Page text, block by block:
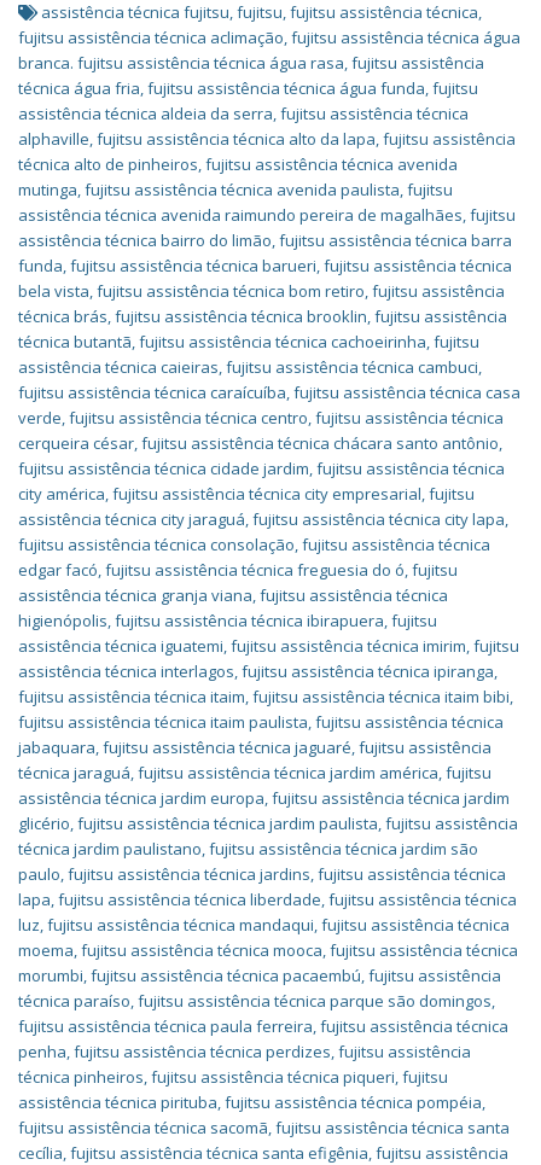
assistência técnica fujitsu,fujitsu,fujitsu assistência técnica,
fujitsu assistência técnica aclimação,fujitsu assistência técnica água
branca. fujitsu assistência técnica água rasa,fujitsu assistência
técnica água fria,fujitsu assistência técnica água funda,fujitsu
assistência técnica aldeia da serra,fujitsu assistência técnica
alphaville,fujitsu assistência técnica alto da lapa,fujitsu assistência
técnica alto de pinheiros,fujitsu assistência técnica avenida
mutinga,fujitsu assistência técnica avenida paulista,fujitsu
assistência técnica avenida raimundo pereira de magalhães,fujitsu
assistência técnica bairro do limão,fujitsu assistência técnica barra
funda,fujitsu assistência técnica barueri,fujitsu assistência técnica
bela vista,fujitsu assistência técnica bom retiro,fujitsu assistência
técnica brás,fujitsu assistência técnica brooklin,fujitsu assistência
técnica butantã,fujitsu assistência técnica cachoeirinha,fujitsu
assistência técnica caieiras,fujitsu assistência técnica cambuci,
fujitsu assistência técnica caraícuíba,fujitsu assistência técnica casa
verde,fujitsu assistência técnica centro,fujitsu assistência técnica
cerqueira césar,fujitsu assistência técnica chácara santo antônio,
fujitsu assistência técnica cidade jardim,fujitsu assistência técnica
city américa,fujitsu assistência técnica city empresarial,fujitsu
assistência técnica city jaraguá,fujitsu assistência técnica city lapa,
fujitsu assistência técnica consolação,fujitsu assistência técnica
edgar facó,fujitsu assistência técnica freguesia do ó,fujitsu
assistência técnica granja viana,fujitsu assistência técnica
higienópolis,fujitsu assistência técnica ibirapuera,fujitsu
assistência técnica iguatemi,fujitsu assistência técnica imirim,fujitsu
assistência técnica interlagos,fujitsu assistência técnica ipiranga,
fujitsu assistência técnica itaim,fujitsu assistência técnica itaim bibi,
fujitsu assistência técnica itaim paulista,fujitsu assistência técnica
jabaquara,fujitsu assistência técnica jaguaré,fujitsu assistência
técnica jaraguá,fujitsu assistência técnica jardim américa,fujitsu
assistência técnica jardim europa,fujitsu assistência técnica jardim
glicério,fujitsu assistência técnica jardim paulista,fujitsu assistência
técnica jardim paulistano,fujitsu assistência técnica jardim são
paulo,fujitsu assistência técnica jardins,fujitsu assistência técnica
lapa,fujitsu assistência técnica liberdade,fujitsu assistência técnica
luz,fujitsu assistência técnica mandaqui,fujitsu assistência técnica
moema,fujitsu assistência técnica mooca,fujitsu assistência técnica
morumbi,fujitsu assistência técnica pacaembú,fujitsu assistência
técnica paraíso,fujitsu assistência técnica parque são domingos,
fujitsu assistência técnica paula ferreira,fujitsu assistência técnica
penha,fujitsu assistência técnica perdizes,fujitsu assistência
técnica pinheiros,fujitsu assistência técnica piqueri,fujitsu
assistência técnica pirituba,fujitsu assistência técnica pompéia,
fujitsu assistência técnica sacomã,fujitsu assistência técnica santa
cecília,fujitsu assistência técnica santa efigênia,fujitsu assistência